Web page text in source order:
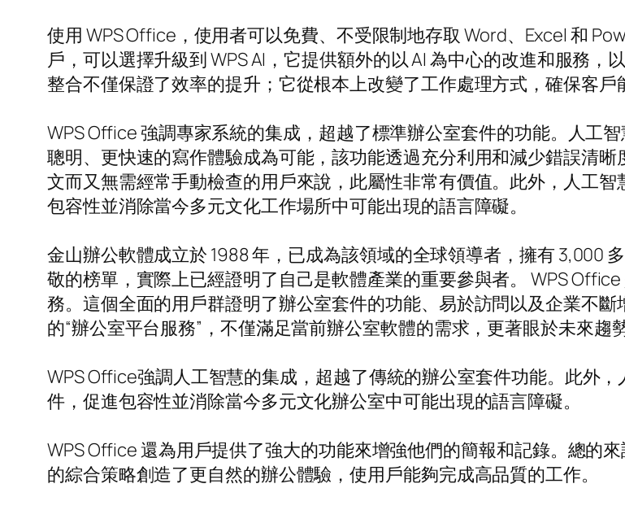
使用 WPS Office，使用者可以免費、不受限制地存取 Word、Excel 和
戶，可以選擇升級到 WPS AI，它提供額外的以 AI 為中心的改進和服務
整合不僅保證了效率的提升；它從根本上改變了工作處理方式，確保客戶
WPS Office 強調專家系統的集成，超越了標準辦公室套件的功能。人工
聰明、更快速的寫作體驗成為可能，該功能透過充分利用和減少錯誤清
文而又無需經常手動檢查的用戶來說，此屬性非常有價值。此外，人工
包容性並消除當今多元文化工作場所中可能出現的語言障礙。
金山辦公軟體成立於 1988 年，已成為該領域的全球領導者，擁有 3,000
敬的榜單，實際上已經證明了自己是軟體產業的重要參與者。 WPS
務。這個全面的用戶群證明了辦公室套件的功能、易於訪問以及企業不
的“辦公室平台服務”，不僅滿足當前辦公室軟體的需求，更著眼於未來趨勢
WPS Office強調人工智慧的集成，超越了傳統的辦公室套件功能。此外
件，促進包容性並消除當今多元文化辦公室中可能出現的語言障礙。
WPS Office 還為用戶提供了強大的功能來增強他們的簡報和記錄。總的
的綜合策略創造了更自然的辦公體驗，使用戶能夠完成高品質的工作。